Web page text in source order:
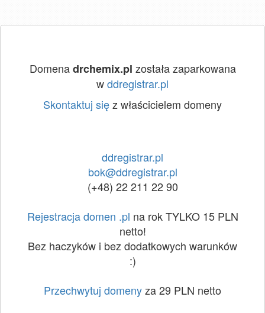
Domenadrchemix.pl została zaparkowana
wddregistrar.pl
Skontaktuj sięz właścicielem domeny
ddregistrar.pl
bok@ddregistrar.pl
(+48) 22 211 22 90
Rejestracja domen .pl na rok TYLKO 15 PLN
netto!
Bez haczyków i bez dodatkowych warunków
:)
Przechwytuj domenyza 29 PLN netto